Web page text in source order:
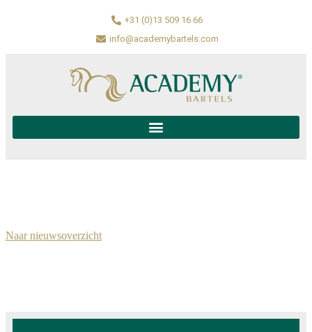
+31 (0)13 509 16 66
info@academybartels.com
Naar nieuwsoverzicht